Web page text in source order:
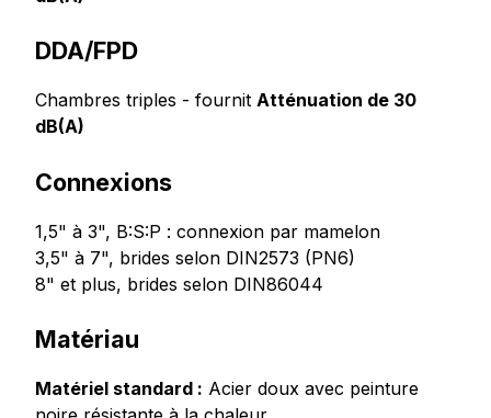
DDA/FPD
Chambres triples - fournit Atténuation de 30
dB(A)
Connexions
1,5" à 3", B:S:P : connexion par mamelon
3,5" à 7", brides selon DIN2573 (PN6)
8" et plus, brides selon DIN86044
Matériau
Matériel standard : Acier doux avec peinture